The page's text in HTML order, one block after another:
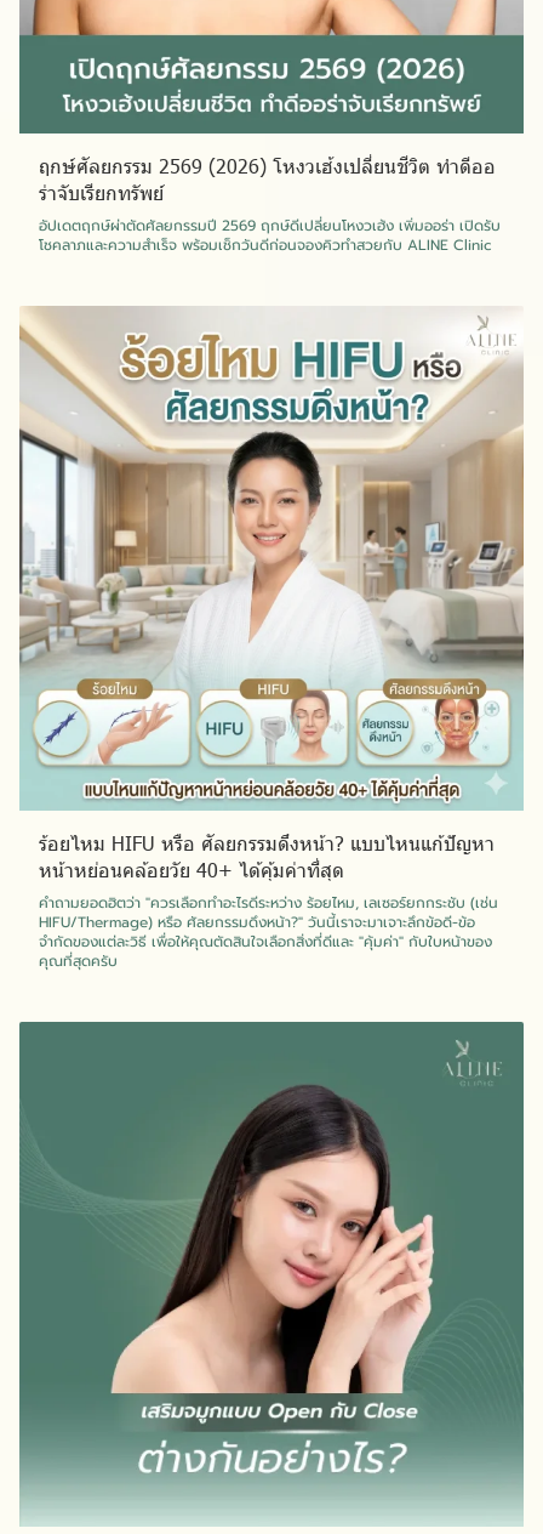
ฤกษ์ศัลยกรรม 2569 (2026) โหงวเฮ้งเปลี่ยนชีวิต ทำดีออ
ร่าจับเรียกทรัพย์
อัปเดตฤกษ์ผ่าตัดศัลยกรรมปี 2569 ฤกษ์ดีเปลี่ยนโหงวเฮ้ง เพิ่มออร่า เปิดรับ
โชคลาภและความสำเร็จ พร้อมเช็กวันดีก่อนจองคิวทำสวยกับ ALINE Clinic
ร้อยไหม HIFU หรือ ศัลยกรรมดึงหน้า? แบบไหนแก้ปัญหา
หน้าหย่อนคล้อยวัย 40+ ได้คุ้มค่าที่สุด
คำถามยอดฮิตว่า "ควรเลือกทำอะไรดีระหว่าง ร้อยไหม, เลเซอร์ยกกระชับ (เช่น
HIFU/Thermage) หรือ ศัลยกรรมดึงหน้า?" วันนี้เราจะมาเจาะลึกข้อดี-ข้อ
จำกัดของแต่ละวิธี เพื่อให้คุณตัดสินใจเลือกสิ่งที่ดีและ "คุ้มค่า" กับใบหน้าของ
คุณที่สุดครับ